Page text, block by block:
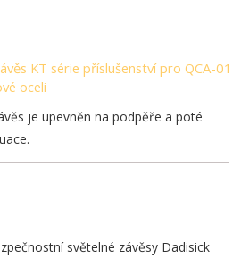
KT série příslušenství pro QCA-01
oceli
je upevněn na podpěře a poté
světelné závěsy Dadisick